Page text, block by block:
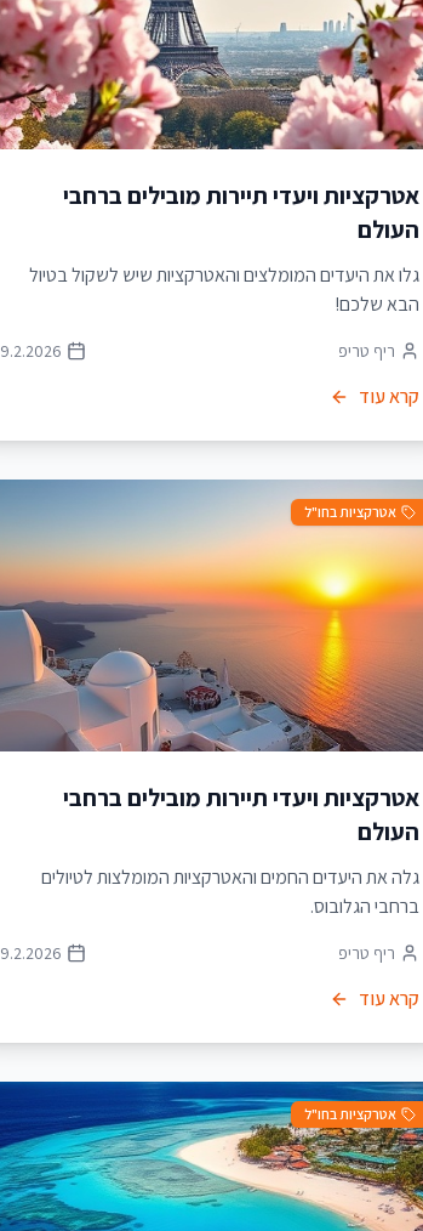
אטרקציות ויעדי תיירות מובילים ברחבי
העולם
גלו את היעדים המומלצים והאטרקציות שיש לשקול בטיול
הבא שלכם!
ריף טריפ 9.2.2026
קרא עוד
אטרקציות בחו"ל
אטרקציות ויעדי תיירות מובילים ברחבי
העולם
גלה את היעדים החמים והאטרקציות המומלצות לטיולים
ברחבי הגלובוס.
ריף טריפ 9.2.2026
קרא עוד
אטרקציות בחו"ל